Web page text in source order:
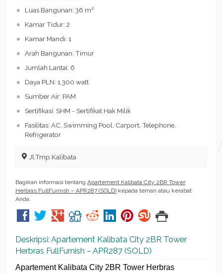
Luas Bangunan: 36 m2
Kamar Tidur: 2
Kamar Mandi: 1
Arah Bangunan: Timur
Jumlah Lantai: 6
Daya PLN: 1.300 watt
Sumber Air: PAM
Sertifikasi: SHM - Sertifikat Hak Milik
Fasilitas: AC, Swimming Pool, Carport, Telephone,
Refrigerator
Jl.Tmp Kalibata
Bagikan informasi tentang Apartement Kalibata City 2BR Tower
Herbras FullFurnish – APR287 (SOLD) kepada teman atau kerabat
Anda.
Deskripsi: Apartement Kalibata City 2BR Tower
Herbras FullFurnish – APR287 (SOLD)
Apartement Kalibata City 2BR Tower Herbras